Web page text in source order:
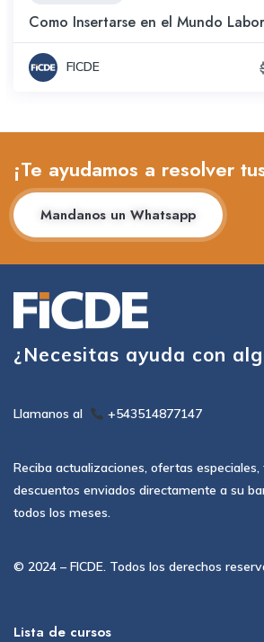
Como Insertarse en el Mundo
FICDE
¡Te ayudamos a resolver
Mandanos un Whatsapp
¿Necesitas ayuda con
Llamanos al +543514877147
Reciba actualizaciones, ofertas
descuentos enviados directamente a su
todos los meses.
© 2024 – FICDE. Todos los derechos
Lista de cursos